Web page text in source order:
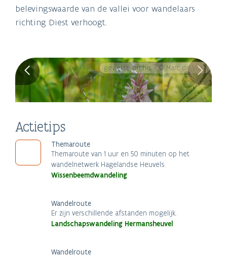
belevingswaarde van de vallei voor wandelaars
richting Diest verhoogt.
gevlekte orchis - © Marc de Vos
Actietips
Themaroute
Themaroute van 1 uur en 50 minuten op het
wandelnetwerk Hagelandse Heuvels.
Wissenbeemdwandeling
Wandelroute
Er zijn verschillende afstanden mogelijk.
Landschapswandeling Hermansheuvel
Wandelroute